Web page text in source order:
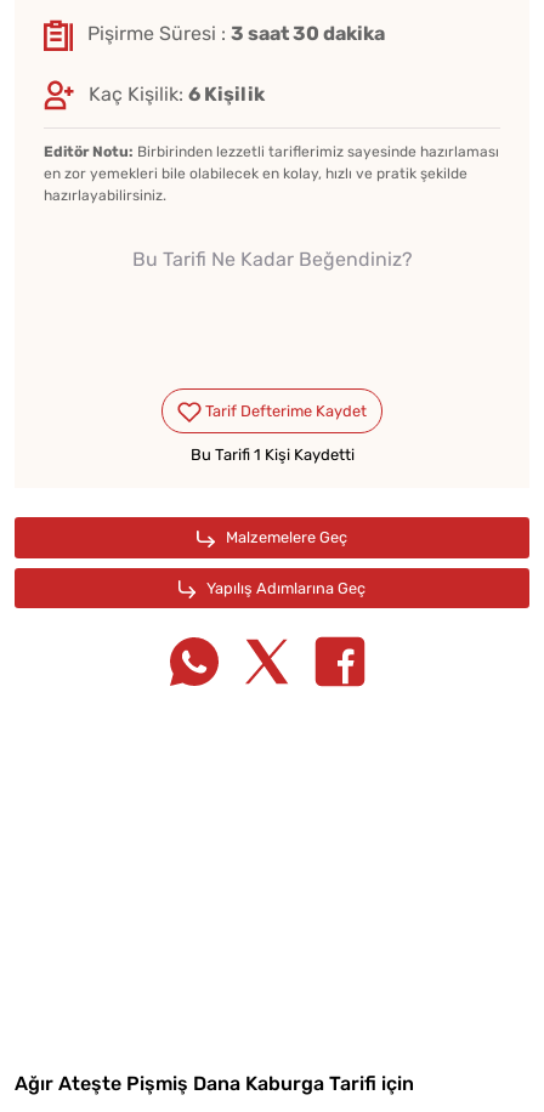
Pişirme Süresi : 3 saat 30 dakika
Kaç Kişilik: 6 Kişilik
Editör Notu: Birbirinden lezzetli tariflerimiz sayesinde hazırlaması
en zor yemekleri bile olabilecek en kolay, hızlı ve pratik şekilde
hazırlayabilirsiniz.
Bu Tarifi Ne Kadar Beğendiniz?
Bu Tarifi 1 Kişi Kaydetti
Ağır Ateşte Pişmiş Dana Kaburga Tarifi için